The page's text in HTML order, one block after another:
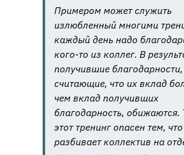
Примером может служить
излюбленный многими
каждый день надо
кого-то из коллег. В
получившие
считающие, что их вклад
чем вклад получивших
благодарность, обижаются.
этот тренинг опасен тем, что
разбивает коллектив на